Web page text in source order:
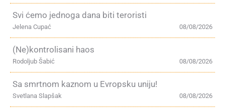
Svi ćemo jednoga dana biti teroristi
08/08/2026
Jelena Cupać
(Ne)kontrolisani haos
08/08/2026
Rodoljub Šabić
Sa smrtnom kaznom u Evropsku uniju!
08/08/2026
Svetlana Slapšak